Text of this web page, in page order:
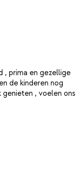
, prima en gezellige
de kinderen nog
genieten , voelen ons